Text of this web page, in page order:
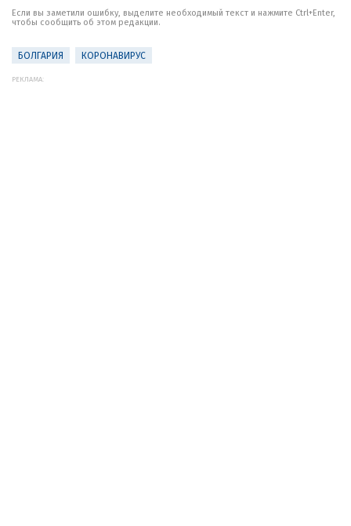
Если вы заметили ошибку, выделите необходимый текст и нажмите Ctrl+Enter,
чтобы сообщить об этом редакции.
БОЛГАРИЯ КОРОНАВИРУС
РЕКЛАМА: